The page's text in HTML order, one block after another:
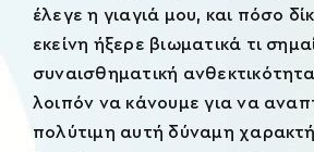
Εκπαιδεύσεις
Xplore
έλεγε η γιαγιά μου, και πόσο
εκείνη ήξερε βιωματικά τι
συναισθηματική
λοιπόν να κάνουμε για να
πολύτιμη αυτή δύναμη